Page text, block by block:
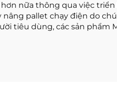
nữa thông qua việc triển
pallet chạy điện do
tiêu dùng, các sản phẩm